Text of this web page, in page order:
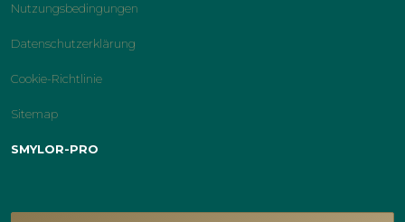
Nutzungsbedingungen
Datenschutzerklärung
Cookie-Richtlinie
Sitemap
SMYLOR-PRO